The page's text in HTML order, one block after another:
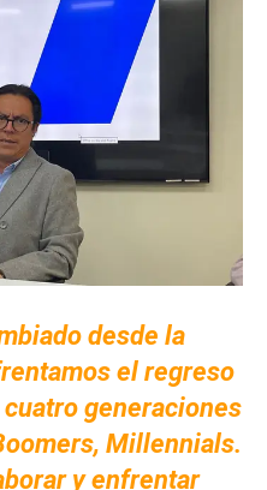
desde la
el regreso
generaciones
Millennials.
y enfrentar